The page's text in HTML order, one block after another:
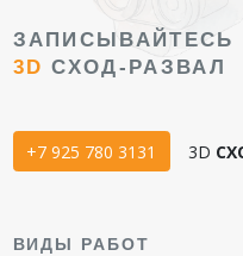
ЗАПИСЫВАЙТЕСЬ
3D СХОД-РАЗВАЛ
+7 925 780 3131 3D
ВИДЫ РАБОТ